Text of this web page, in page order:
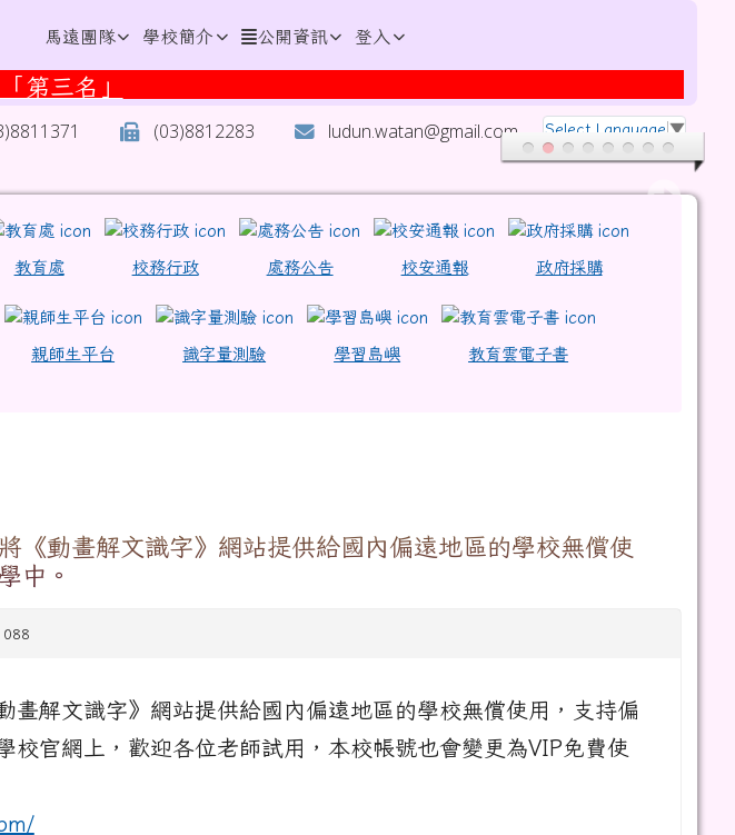
馬遠團隊 學校簡介 公開資訊 登入
第三名」
全國布農族情境式演說國小組優等、演說國小組甲等！
(03)8812283 ludun.watan@gmail.com Select Language ▼
\
\
?q=%E9%A6%AC%E9%81%A0%E5%9C%8B%E5%B0%8F \
教育處 校務行政 處務公告 校安通報 政府採購
親師生平台 識字量測驗 學習島嶼 教育雲電子書
《動畫解文識字》網站提供給國內偏遠地區的學校無償使
中。
畫解文識字》網站提供給國內偏遠地區的學校無償使用，支持偏
校官網上，歡迎各位老師試用，本校帳號也會變更為VIP免費使